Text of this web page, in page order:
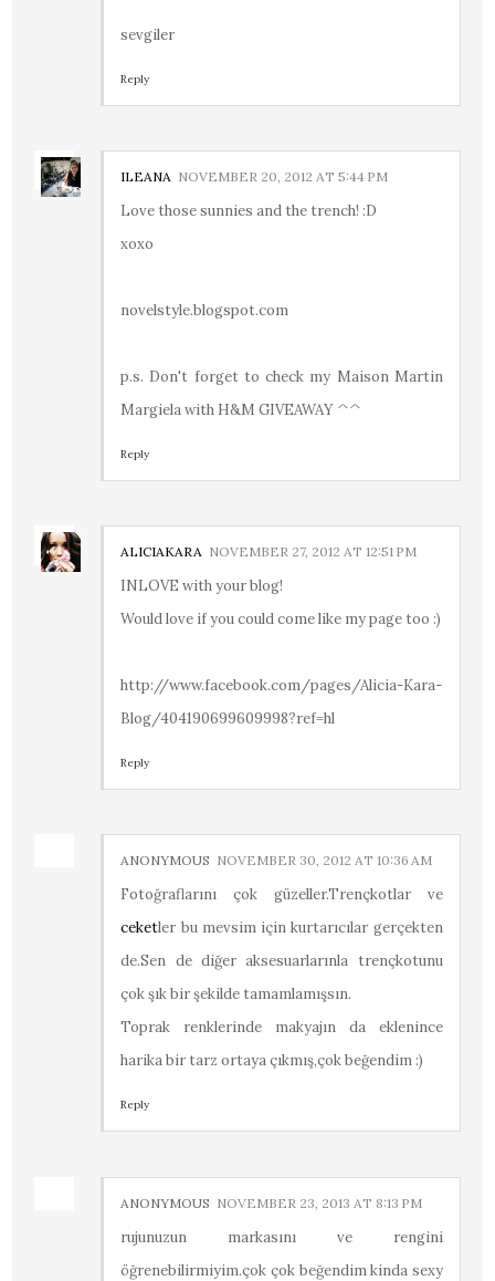
sevgiler
Reply
ILEANA NOVEMBER 20, 2012 AT 5:44 PM
Love those sunnies and the trench! :D
xoxo
novelstyle.blogspot.com
p.s. Don't forget to check my Maison Martin
Margiela with H&M GIVEAWAY ^^
Reply
ALICIAKARA NOVEMBER 27, 2012 AT 12:51 PM
INLOVE with your blog!
Would love if you could come like my page too :)
http://www.facebook.com/pages/Alicia-Kara-
Blog/404190699609998?ref=hl
Reply
ANONYMOUS NOVEMBER 30, 2012 AT 10:36 AM
Fotoğraflarını çok güzeller.Trençkotlar ve
ceketler bu mevsim için kurtarıcılar gerçekten
de.Sen de diğer aksesuarlarınla trençkotunu
çok şık bir şekilde tamamlamışsın.
Toprak renklerinde makyajın da eklenince
harika bir tarz ortaya çıkmış,çok beğendim :)
Reply
ANONYMOUS NOVEMBER 23, 2013 AT 8:13 PM
rujunuzun markasını ve rengini
öğrenebilirmiyim.çok çok beğendim kinda sexy